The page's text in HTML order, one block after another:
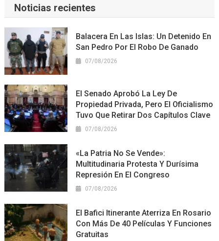
Noticias recientes
Balacera En Las Islas: Un Detenido En
San Pedro Por El Robo De Ganado
07/08/2026
El Senado Aprobó La Ley De
Propiedad Privada, Pero El Oficialismo
Tuvo Que Retirar Dos Capítulos Clave
07/08/2026
«La Patria No Se Vende»:
Multitudinaria Protesta Y Durísima
Represión En El Congreso
07/08/2026
El Bafici Itinerante Aterriza En Rosario
Con Más De 40 Películas Y Funciones
Gratuitas